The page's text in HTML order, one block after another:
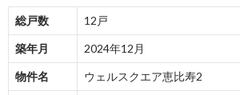
総戸数 12戸
築年月 2024年12月
物件名 ウェルスクエア恵比寿2